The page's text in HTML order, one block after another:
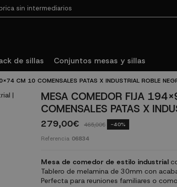
sin intermediarios
de sillas Conjuntos mesas y sillas
CM 10 COMENSALES PATAS X INDUSTRIAL ROBLE
MESA COMEDOR FIJA
COMENSALES PATAS X
279,00€ 465,00€ -40%
Referencia 06834
Mesa de comedor de estilo industrial
Tablero de melamina de 30mm con
Perfecta para reuniones familiares o